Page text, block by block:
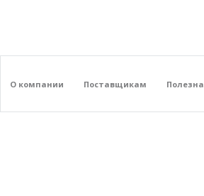
О компании Поставщикам